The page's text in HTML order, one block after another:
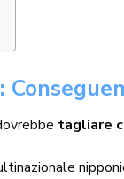
tagliare